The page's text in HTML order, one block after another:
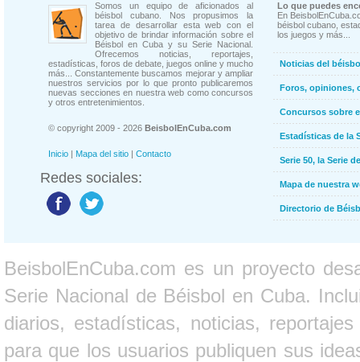
Somos un equipo de aficionados al
béisbol cubano. Nos propusimos la
tarea de desarrollar esta web con el
objetivo de brindar información sobre el
Béisbol en Cuba y su Serie Nacional.
Ofrecemos noticias, reportajes,
estadísticas, foros de debate, juegos online y mucho
más... Constantemente buscamos mejorar y ampliar
nuestros servicios por lo que pronto publicaremos
nuevas secciones en nuestra web como concursos
y otros entretenimientos.
© copyright 2009 - 2026 BeisbolEnCuba.com
Inicio | Mapa del sitio | Contacto
Redes sociales:
Lo que puedes
En
béisbol cubano,
los juegos y más...
Noticias del
Foros, opiniones,
Concursos sobre
Estadísticas de la
Serie 50, la Serie
Mapa de nuestra
Directorio de
BeisbolEnCuba.com es un proyecto
Serie Nacional de Béisbol en Cuba.
diarios, estadísticas, noticias,
para que los usuarios publiquen sus